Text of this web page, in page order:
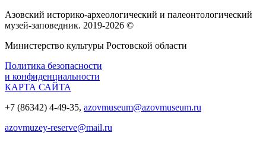
Азовский историко‑археологический и палеонтологический
музей‑заповедник. 2019-2026 ©
Министерство культуры Ростовской области
Политика безопасности
и конфиденциальности
КАРТА САЙТА
+7 (86342) 4-49-35, azovmuseum@azovmuseum.ru
azovmuzey-reserve@mail.ru